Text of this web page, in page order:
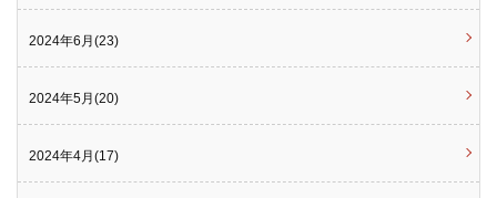
2024年6月(23)
2024年5月(20)
2024年4月(17)